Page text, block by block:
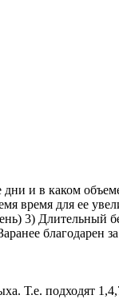
и в каком
время для ее
3) Длительный
благодарен за
Т.е. подходят